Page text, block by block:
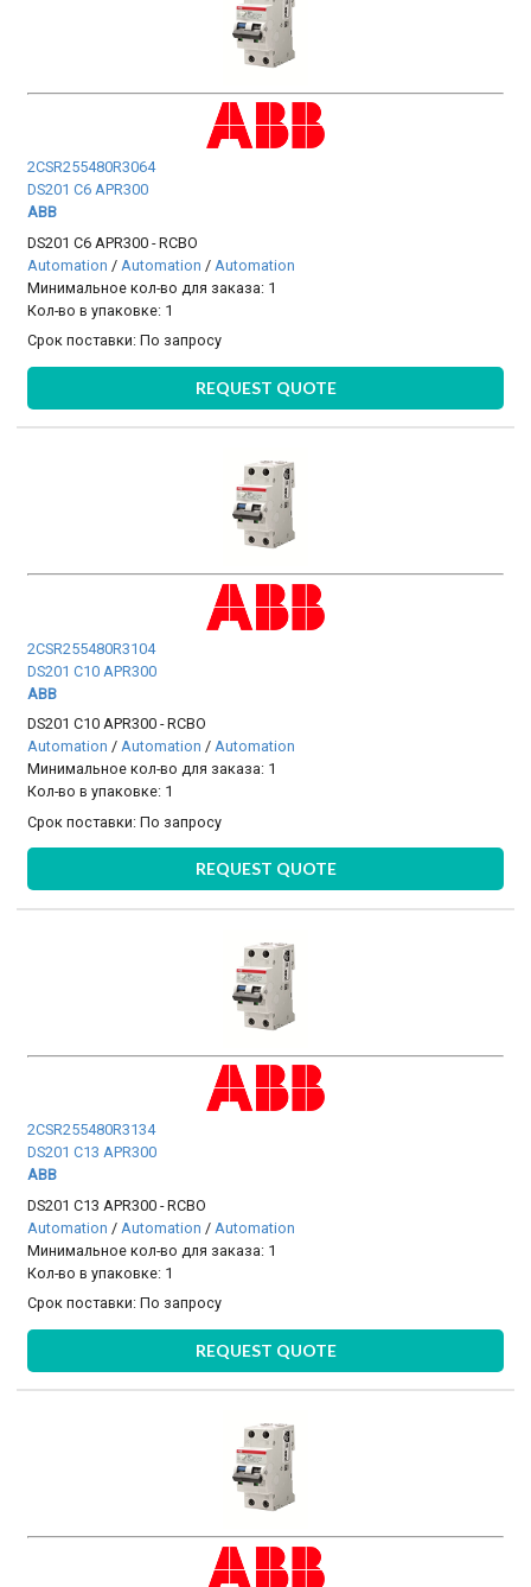
2CSR255480R3064
DS201 C6 APR300
ABB
DS201 C6 APR300 - RCBO
Automation / Automation / Automation
Минимальное кол-во для заказа: 1
Кол-во в упаковке: 1
Срок поставки:По запросу
REQUEST QUOTE
2CSR255480R3104
DS201 C10 APR300
ABB
DS201 C10 APR300 - RCBO
Automation /Automation /Automation
Минимальное кол-во для заказа: 1
Кол-во в упаковке: 1
Срок поставки:По запросу
REQUEST QUOTE
2CSR255480R3134
DS201 C13 APR300
ABB
DS201 C13 APR300 - RCBO
Automation / Automation / Automation
Минимальное кол-во для заказа: 1
Кол-во в упаковке: 1
Срок поставки:По запросу
REQUEST QUOTE